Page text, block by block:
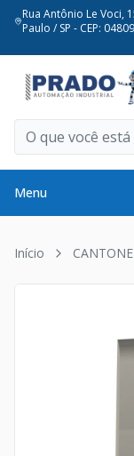
Rua Antônio Le Voci,
Paulo / SP - CEP:
Menu
Início